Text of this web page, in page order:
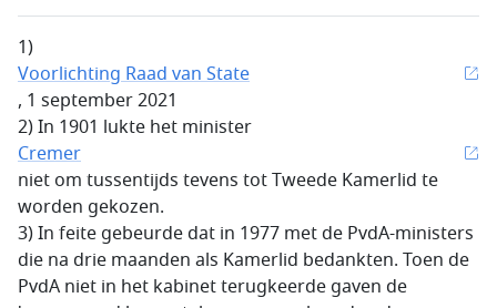
1)
Voorlichting Raad van State
, 1 september 2021
2) In 1901 lukte het minister
Cremer
niet om tussentijds tevens tot Tweede Kamerlid te
worden gekozen.
3) In feite gebeurde dat in 1977 met de PvdA-ministers
die na drie maanden als Kamerlid bedankten. Toen de
PvdA niet in het kabinet terugkeerde gaven de